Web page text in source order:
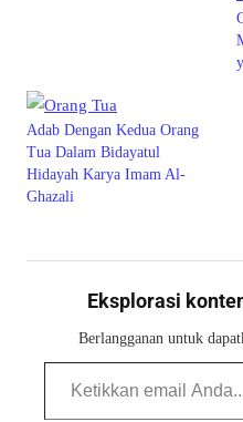
Adab Dengan Kedua Orang
Tua Dalam Bidayatul
Hidayah Karya Imam Al-
Ghazali
Eksplorasi
Berlangganan untuk
Ketikkan email Anda...